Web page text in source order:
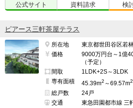
公式サイト 資料請求 検
ピアース三軒茶屋テラス
所在地
東京都世田谷区若
価格
9000万円台～1億
（予定）
間取
1LDK+2S～3LDK
専有面積
45.39m2 ～69.57m2
総戸数
24戸
交通
東急田園都市線 三